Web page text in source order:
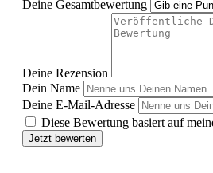
Deine Gesamtbewertung
Deine Rezension
Dein Name
Deine E-Mail-Adresse
Diese Bewertung basiert auf
Jetzt bewerten